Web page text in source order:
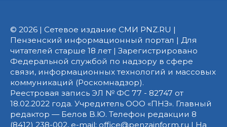
© 2026 | Сетевое издание СМИ PNZ.RU |
Пензенский информационный портал | Для
читателей старше 18 лет | Зарегистрировано
Федеральной службой по надзору в сфере
связи, информационных технологий и массовых
коммуникаций (Роскомнадзор).
Реестровая запись ЭЛ № ФС 77 - 82747 от
18.02.2022 года. Учредитель ООО «ПНЗ». Главный
редактор — Белов В.Ю. Телефон редакции 8
(8412) 238-002, e-mail: office@penzainform.ru | На